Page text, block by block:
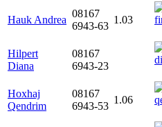
Hauk Andrea
08167
6943-63
1.03
Hilpert
Diana
08167
6943-23
Hoxhaj
Qendrim
08167
6943-53
1.06